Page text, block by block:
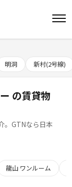
明洞 新村(2号線)
の賃貸物
。GTNなら日本
龍山 ワンルーム